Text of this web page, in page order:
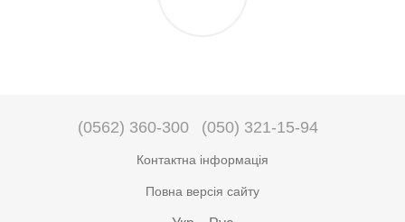
(0562) 360-300 (050) 321-15-94
Контактна інформація
Повна версія сайту